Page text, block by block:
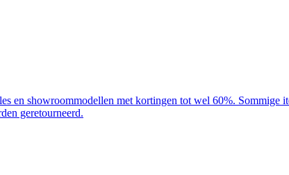
en showroommodellen met kortingen tot wel 60%. Sommige
geretourneerd.